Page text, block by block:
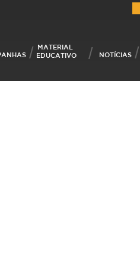
MATERIAL
EDUCATIVO
NOTÍCIAS